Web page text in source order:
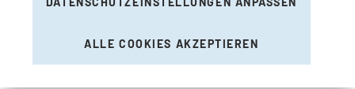
ALLE COOKIES AKZEPTIEREN